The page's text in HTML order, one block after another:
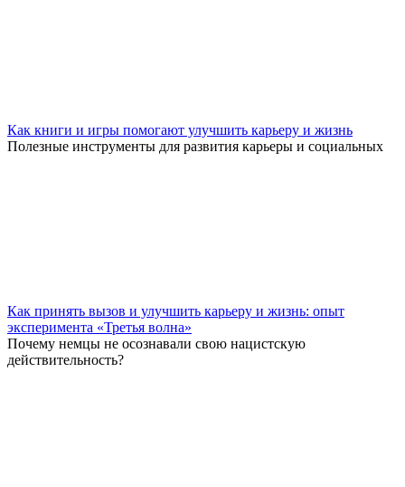
Как книги и игры помогают улучшить карьеру и жизнь
Полезные инструменты для развития карьеры и социальных
Как принять вызов и улучшить карьеру и жизнь: опыт
эксперимента «Третья волна»
Почему немцы не осознавали свою нацистскую
действительность?